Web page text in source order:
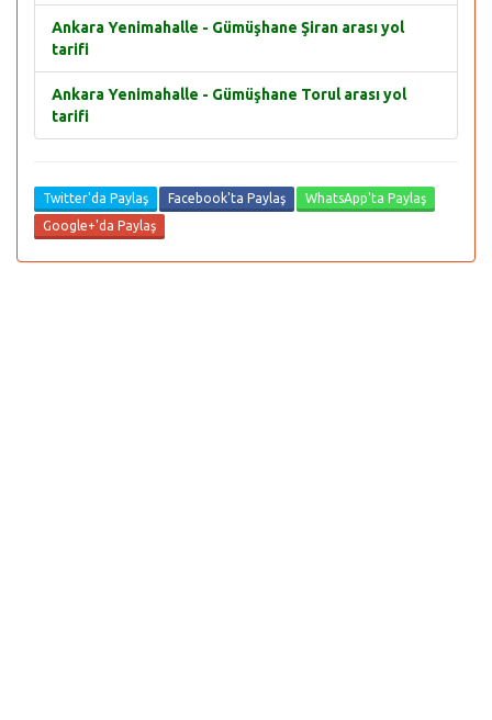
Ankara Yenimahalle - Gümüşhane Şiran arası yol
tarifi
Ankara Yenimahalle - Gümüşhane Torul arası yol
tarifi
Twitter'da Paylaş Facebook'ta Paylaş
WhatsApp'ta Paylaş
Google+'da Paylaş